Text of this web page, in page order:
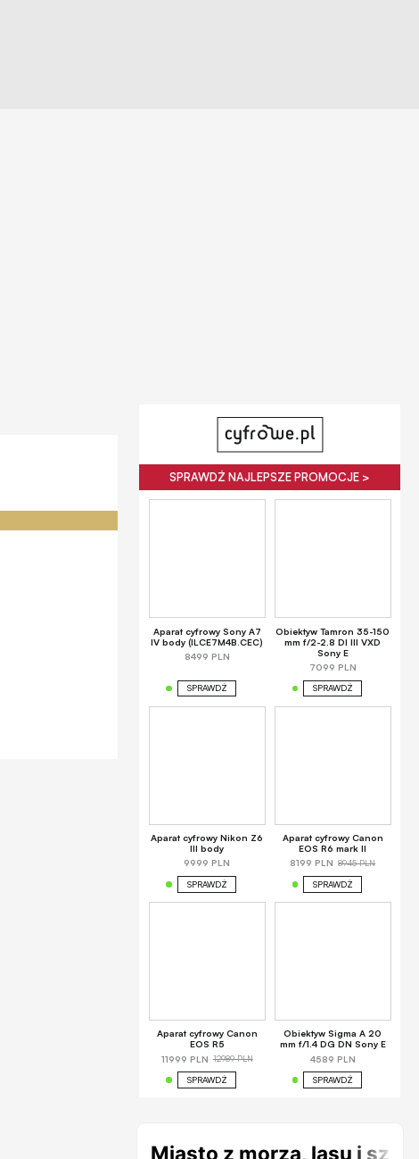
SPRAWDŹ NAJLEPSZE PROMOCJE >
Aparat cyfrowy Sony A7
IV body (ILCE7M4B.CEC)
8499 PLN
SPRAWDŹ
Obiektyw Tamron 35-150
mm f/2-2.8 DI III VXD
Sony E
7099 PLN
SPRAWDŹ
Aparat cyfrowy Nikon Z6
III body
9999 PLN
SPRAWDŹ
Aparat cyfrowy Canon
EOS R6 mark II
8199 PLN 8945 PLN
SPRAWDŹ
Aparat cyfrowy Canon
EOS R5
11999 PLN 12989 PLN
SPRAWDŹ
Obiektyw Sigma A 20
mm f/1.4 DG DN Sony E
4589 PLN
SPRAWDŹ